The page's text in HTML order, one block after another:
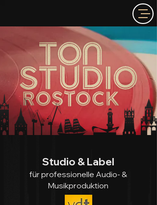
Studio & Label
für professionelle Audio- &
Musikproduktion